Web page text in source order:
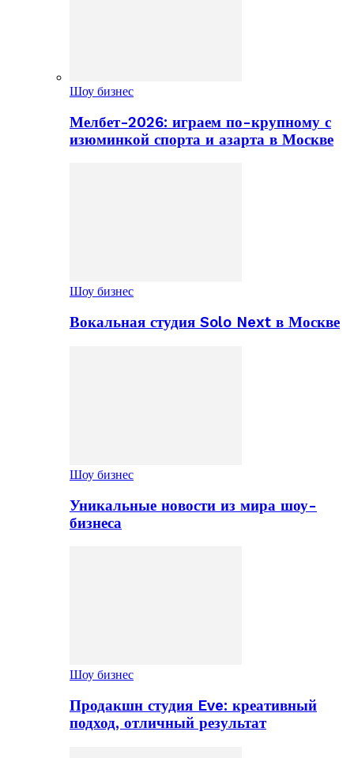
Шоу бизнес
Мелбет-2026: играем по-крупному с
изюминкой спорта и азарта в Москве
Шоу бизнес
Вокальная студия Solo Next в Москве
Шоу бизнес
Уникальные новости из мира шоу-
бизнеса
Шоу бизнес
Продакшн студия Eve: креативный
подход, отличный результат